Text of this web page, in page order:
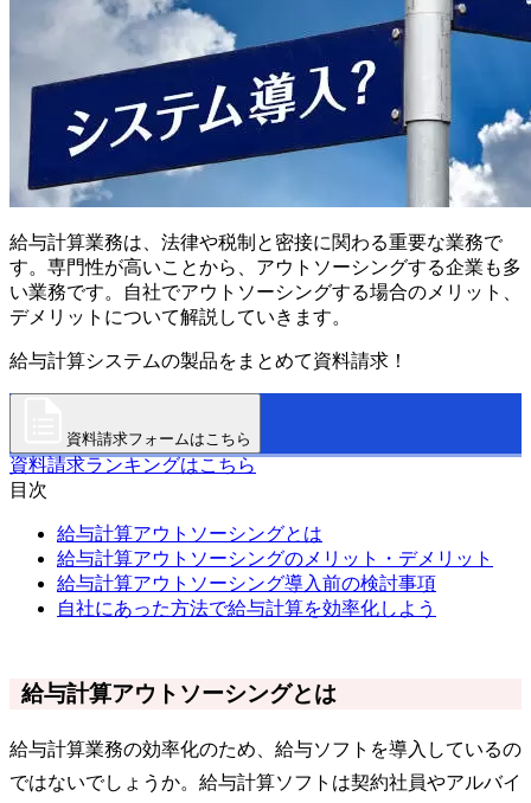
給与計算業務は、法律や税制と密接に関わる重要な業務で
す。専門性が高いことから、アウトソーシングする企業も多
い業務です。自社でアウトソーシングする場合のメリット、
デメリットについて解説していきます。
給与計算システムの製品をまとめて資料請求！
資料請求フォームはこちら
資料請求ランキングはこちら
目次
給与計算アウトソーシングとは
給与計算アウトソーシングのメリット・デメリット
給与計算アウトソーシング導入前の検討事項
自社にあった方法で給与計算を効率化しよう
給与計算アウトソーシングとは
給与計算業務の効率化のため、給与ソフトを導入しているの
ではないでしょうか。給与計算ソフトは契約社員やアルバイ